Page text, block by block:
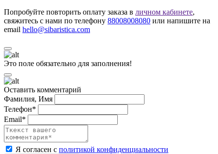
Попробуйте повторить оплату заказа в личном кабинете,
свяжитесь с нами по телефону 88008008080 или напишите на
email hello@sibaristica.com
Это поле обязательно для заполнения!
Оставить комментарий
Фамилия, Имя
Телефон*
Email*
Я согласен с политикой конфиденциальности